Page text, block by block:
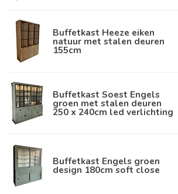
Buffetkast Heeze eiken
natuur met stalen deuren
155cm
Buffetkast Soest Engels
groen met stalen deuren
250 x 240cm led verlichting
Buffetkast Engels groen
design 180cm soft close